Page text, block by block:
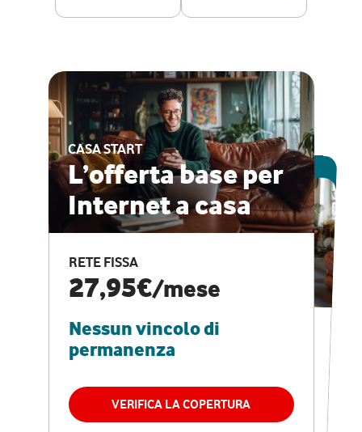
CASA START
L’offerta base per
Internet a casa
RETE FISSA
27,95€/mese
Nessun vincolo di
permanenza
VERIFICA LA COPERTURA
ESCLUSIVA ONLINE
CASA PRO
Internet veloce e
vantaggi speciali
RETE FISSA + VODAFONE CLUB
29,95€
permanenza